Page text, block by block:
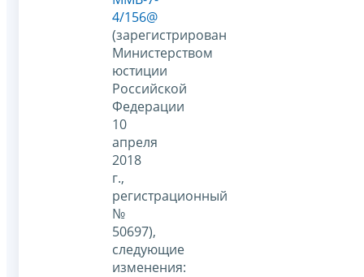
4/156@
(зарегистрирован
Министерством
юстиции
Российской
Федерации
10
апреля
2018
г.,
регистрационный
№
50697),
следующие
изменения: